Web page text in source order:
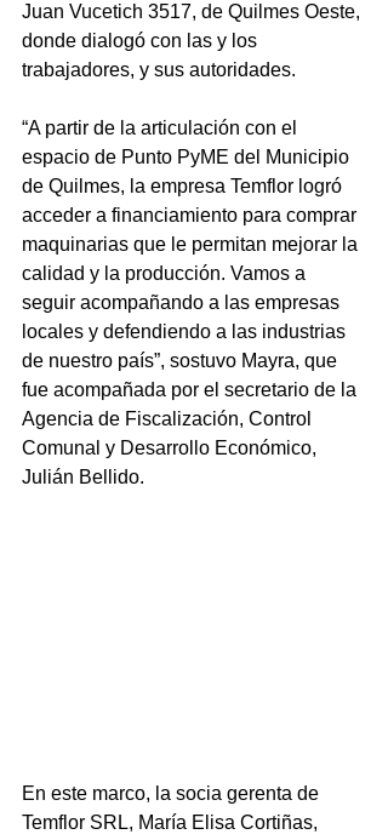
Juan Vucetich 3517, de Quilmes Oeste,
donde dialogó con las y los
trabajadores, y sus autoridades.
“A partir de la articulación con el
espacio de Punto PyME del Municipio
de Quilmes, la empresa Temflor logró
acceder a financiamiento para comprar
maquinarias que le permitan mejorar la
calidad y la producción. Vamos a
seguir acompañando a las empresas
locales y defendiendo a las industrias
de nuestro país”, sostuvo Mayra, que
fue acompañada por el secretario de la
Agencia de Fiscalización, Control
Comunal y Desarrollo Económico,
Julián Bellido.
En este marco, la socia gerenta de
Temflor SRL, María Elisa Cortiñas,